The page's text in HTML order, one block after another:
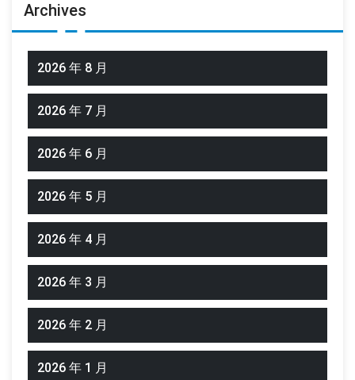
Archives
2026 年 8 月
2026 年 7 月
2026 年 6 月
2026 年 5 月
2026 年 4 月
2026 年 3 月
2026 年 2 月
2026 年 1 月